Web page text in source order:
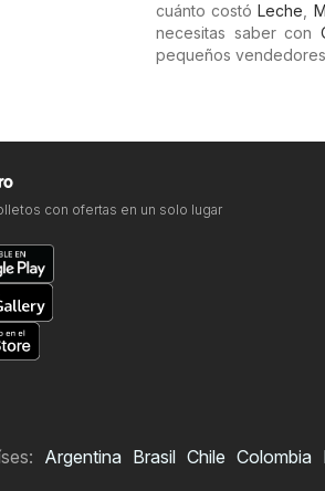
cuánto costóLeche
necesitas saber con
pequeños
con ofertas en un solo lugar
Argentina Brasil Chile Colombia